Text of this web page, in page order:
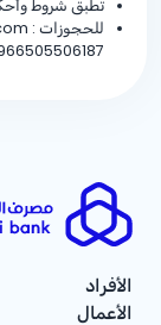
تطبق شروط
للحجوزات : gm.Dammam@warwickhotels.com (
الأفراد
الأعمال